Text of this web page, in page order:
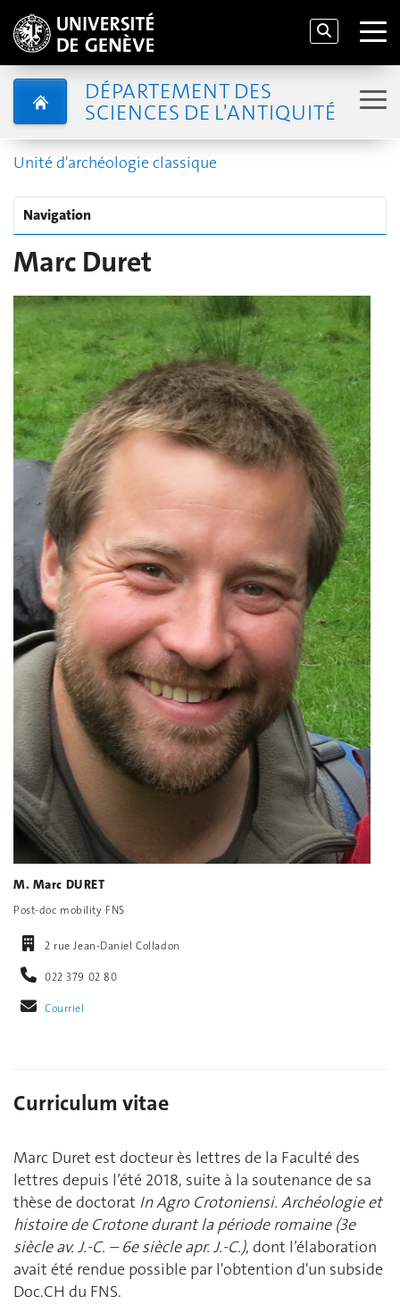
DÉPARTEMENT DES
SCIENCES DE L'ANTIQUITÉ
Unité d'archéologie classique
Navigation
Marc Duret
M. Marc DURET
Post-doc mobility FNS
2 rue Jean-Daniel Colladon
022 379 02 80
Courriel
Curriculum vitae
Marc Duret est docteur ès lettres de la Faculté des
lettres depuis l’été 2018, suite à la soutenance de sa
thèse de doctorat In Agro Crotoniensi. Archéologie et
histoire de Crotone durant la période romaine (3e
siècle av. J.-C. – 6e siècle apr. J.-C.), dont l’élaboration
avait été rendue possible par l'obtention d'un subside
Doc.CH du FNS.